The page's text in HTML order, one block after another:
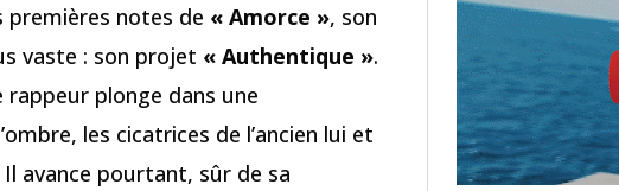
notes de « Amorce », son
vaste : son projet « Authentique ».
plonge dans une
les cicatrices de l’ancien lui et
avance pourtant, sûr de sa